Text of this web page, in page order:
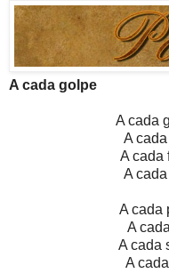
A cada golpe
A cada
A
A cada
A
A cada
A
A cada
A